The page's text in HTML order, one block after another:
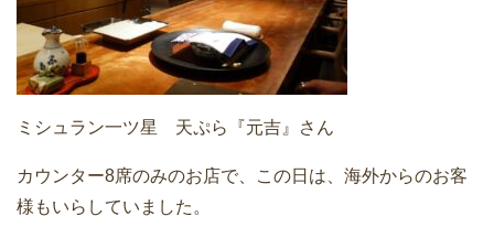
ミシュラン一ツ星 天ぷら『元吉』さん
カウンター8席のみのお店で、この日は、海外からのお客
様もいらしていました。